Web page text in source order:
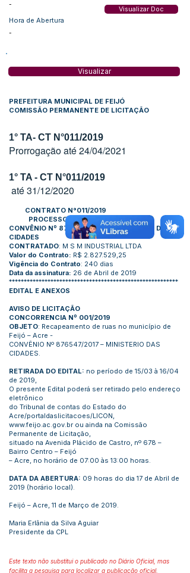
-
Hora de Abertura
-
Visualizar Doc
Visualizar
PREFEITURA MUNICIPAL DE FEIJÓ
COMISSÃO PERMANENTE DE LICITAÇÃO
1° TA- CT N°011/2019
Prorrogaçãoaté 24/04/2021
1° TA - CT N°011/2019
até 31/12/2020
CONTRATO N°011/2019
PROCESSO N°006/2019
CONVÊNIO Nº 876547/2017 – MINISTERIO DAS
CIDADES
CONTRATADO: M S M INDUSTRIAL LTDA
Valor do Contrato: R$ 2.827.529,25
Vigência do Contrato: 240 dias
Data da assinatura: 26 de Abril de 2019
*********************************************************
EDITAL E ANEXOS
AVISO DE LICITAÇÃO
CONCORRENCIA Nº 001/2019
OBJETO: Recapeamento de ruas no município de
Feijó – Acre -
CONVÊNIO Nº 876547/2017 – MINISTERIO DAS
CIDADES.
RETIRADA DO EDITAL: no período de 15/03 à 16/04
de 2019,
O presente Edital poderá ser retirado pelo endereço
eletrônico
do Tribunal de contas do Estado do
Acre/portaldaslicitacoes/LICON,
www.feijo.ac.gov.br ou ainda na Comissão
Permanente de Licitação,
situado na Avenida Plácido de Castro, nº 678 –
Bairro Centro – Feijó
– Acre, no horário de 07:00 às 13:00 horas.
DATA DA ABERTURA: 09 horas do dia 17 de Abril de
2019 (horário local).
Feijó – Acre, 11 de Março de 2019.
Maria Erlânia da Silva Aguiar
Presidente da CPL
Este texto não substitui o publicado no Diário Oficial, mas
facilita a pesquisa para localizar a publicação oficial.